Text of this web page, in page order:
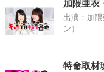
加隈亜衣
出演：加
ン）
特命取材